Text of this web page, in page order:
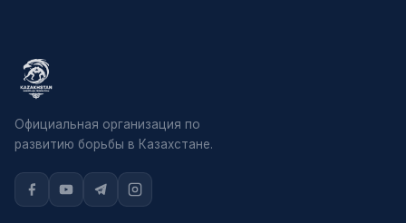
Официальная организация по
развитию борьбы в Казахстане.